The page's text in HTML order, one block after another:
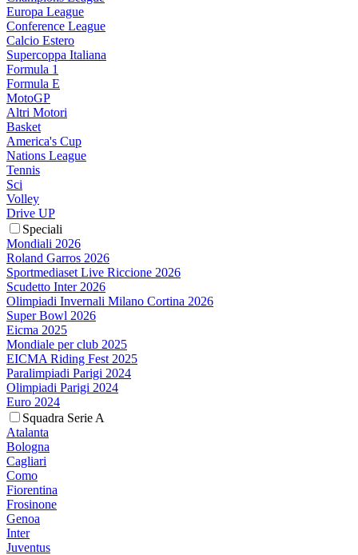
Europa League
Conference League
Calcio Estero
Supercoppa Italiana
Formula 1
Formula E
MotoGP
Altri Motori
Basket
America's Cup
Nations League
Tennis
Sci
Volley
Drive UP
Speciali
Mondiali 2026
Roland Garros 2026
Sportmediaset Live Riccione 2026
Scudetto Inter 2026
Olimpiadi Invernali Milano Cortina 2026
Super Bowl 2026
Eicma 2025
Mondiale per club 2025
EICMA Riding Fest 2025
Paralimpiadi Parigi 2024
Olimpiadi Parigi 2024
Euro 2024
Squadra Serie A
Atalanta
Bologna
Cagliari
Como
Fiorentina
Frosinone
Genoa
Inter
Juventus